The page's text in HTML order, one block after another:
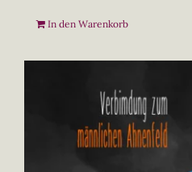
In den Warenkorb